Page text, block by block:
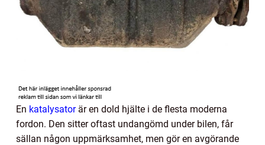
En katalysatorär en dold hjälte i de flesta moderna
fordon. Den sitter oftast undangömd under bilen, får
sällan någon uppmärksamhet, men gör en avgörande